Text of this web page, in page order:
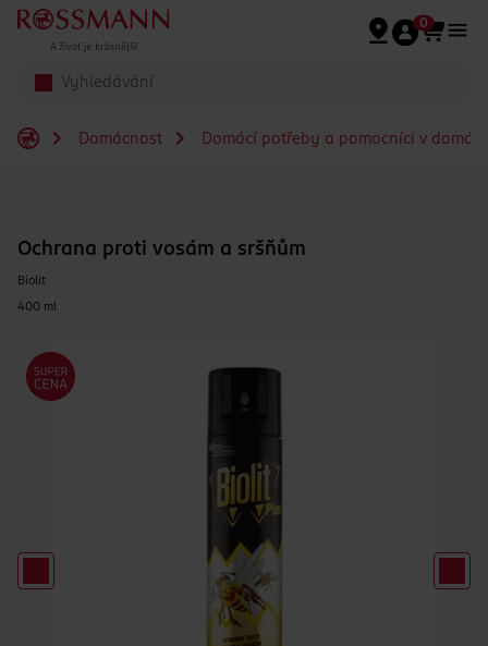
Přeskočit na hlavmní obsah
0
Domácnost Domácí potřeby a pomocníci v
Ochrana proti vosám a sršňům
Biolit
400 ml